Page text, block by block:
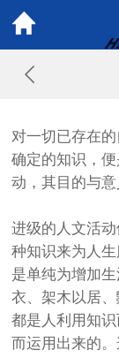
对一切已存在
确定的知识，
动，其目的与
进级的人文活
种知识来为人
是单纯为增加
衣、架木以居
都是人利用知
而运用出来的